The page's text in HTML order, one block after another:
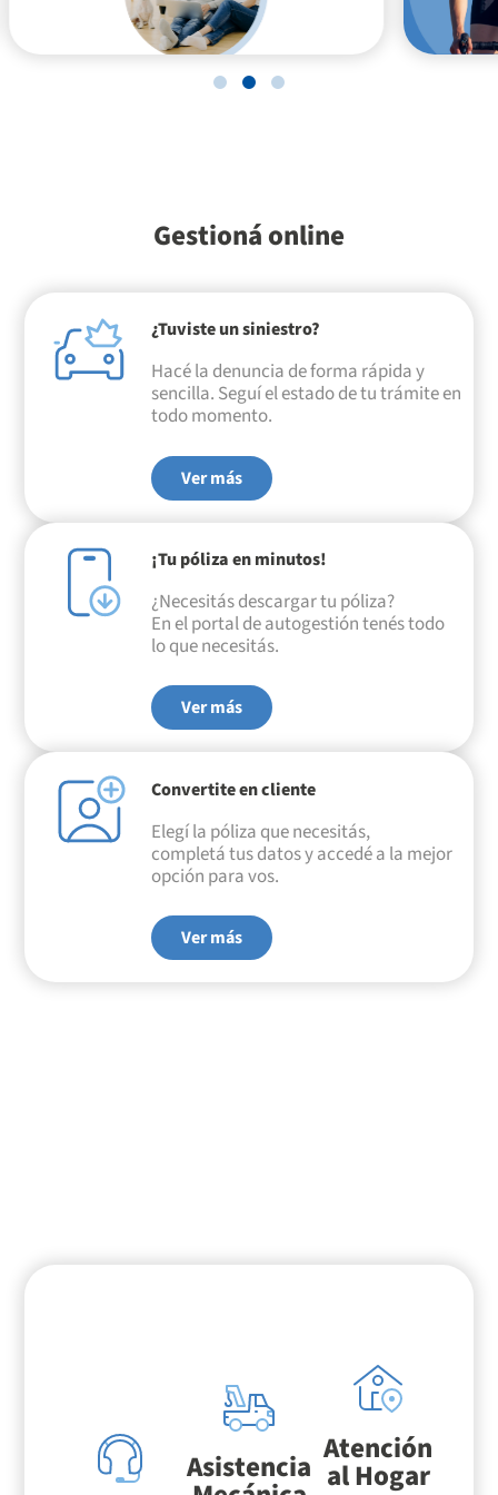
Gestioná online
¿Tuviste un siniestro?
Hacé la denuncia de forma rápida y
sencilla. Seguí el estado de tu trámite en
todo momento.
Ver más
¡Tu póliza en minutos!
¿Necesitás descargar tu póliza?
En el portal de autogestión tenés todo
lo que necesitás.
Ver más
Convertite en cliente
Elegí la póliza que necesitás,
completá tus datos y accedé a la mejor
opción para vos.
Ver más
Asistencia Atención
al Hogar